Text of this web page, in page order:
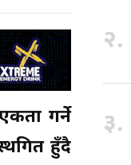
गर्ने
हुँदै
२.
३.